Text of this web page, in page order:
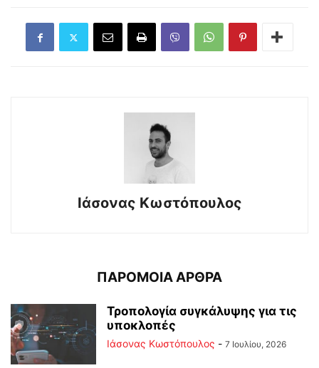
Ιάσονας Κωστόπουλος
ΠΑΡΟΜΟΙΑ ΑΡΘΡΑ
Τροπολογία συγκάλυψης για τις
υποκλοπές
Ιάσονας Κωστόπουλος - 7 Ιουλίου, 2026